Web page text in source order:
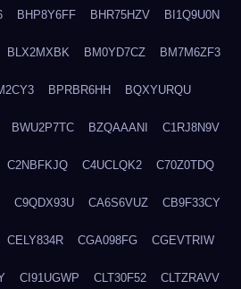
BHP8Y6FF BHR75HZV BI1Q9U0N
BLX2MXBK BM0YD7CZ BM7M6ZF3
BPRBR6HH BQXYURQU
BWU2P7TC BZQAAANI C1RJ8N9V
C2NBFKJQ C4UCLQK2 C70Z0TDQ
C9QDX93U CA6S6VUZ CB9F33CY
CELY834R CGA098FG CGEVTRIW
CI91UGWP CLT30F52 CLTZRAVV